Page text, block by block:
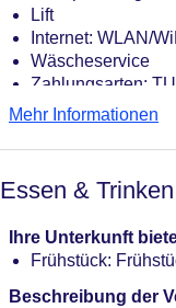
Lift
Internet: WLAN/
Wäscheservice
Zahlungsarten:
Haustier: Hund
Landeskategorie:
Mehr Informationen
Essen & Trinken
Ihre Unterkunft
Frühstück:
Beschreibung der